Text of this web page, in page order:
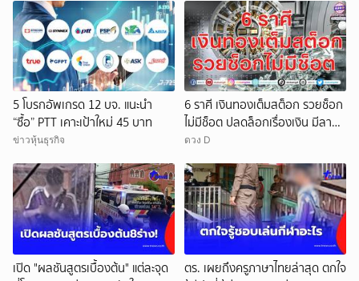
5 โบรกอัพเกรด 12 บจ. แนะนำ
“ซื้อ” PTT เคาะเป้าใหม่ 45 บาท
ข่าวหุ้นธุรกิจ
6 ราศี เงินทองเต็มสต็อก รวยช็อก
ไม่มีช็อต ปลดล็อกเรื่องเงิน มีลาภ
ลอยจ่อคิว
ดวง D
เปิด "ผลชันสูตรเบื้องต้น" แต่ละจุด
ตร. เผยถึงครูภาษาไทยล่าสุด ตกใจ